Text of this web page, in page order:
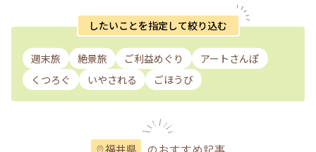
したいことを指定して絞り込む
週末旅 絶景旅 ご利益めぐり
アートさんぽ
くつろぐ
いやされる ごほうび
福井県